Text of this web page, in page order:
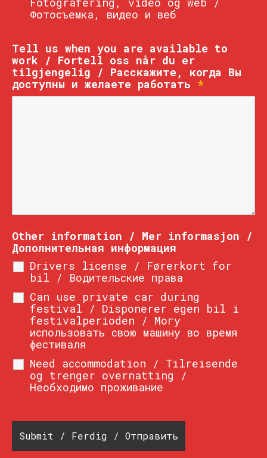
Фотосъемка, видео и веб
Tell us when you are available to
work / Fortell oss når du er
tilgjengelig / Расскажите, когда Вы
доступны и желаете работать *
Other information / Mer informasjon /
Дополнительная информация
Drivers license / Førerkort for
bil / Водительские права
Can use private car during
festival / Disponerer egen bil i
festivalperioden / Могу
использовать свою машину во время
фестиваля
Need accommodation / Tilreisende
og trenger overnatting /
Необходимо проживание